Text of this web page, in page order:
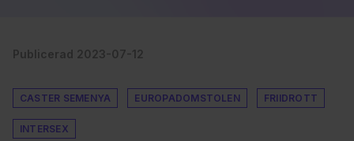
Publicerad 2023-07-12
CASTER SEMENYA EUROPADOMSTOLEN FRIIDROTT
INTERSEX